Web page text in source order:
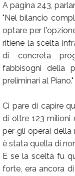
A pagina 243,
"Nel bilancio
optare per
ritiene la scelta
di concreta
fabbisogni della
preliminari al Piano."
Ci pare di capire
di oltre 123 milioni
per gli operai della
è stata quella di
E se la scelta fu
forte, era ancora